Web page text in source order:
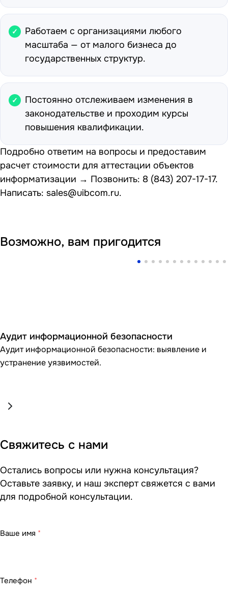
Работаем с организациями любого
масштаба — от малого бизнеса до
государственных структур.
Постоянно отслеживаем изменения в
законодательстве и проходим курсы
повышения квалификации.
Подробно ответим на вопросы и предоставим
расчет стоимости для аттестации объектов
информатизации → Позвонить: 8 (843) 207-17-17.
Написать: sales@uibcom.ru.
Возможно, вам пригодится
Аудит информационной безопасности
Аудит информационной безопасности: выявление и
устранение уязвимостей.
Свяжитесь с нами
Остались вопросы или нужна консультация?
Оставьте заявку, и наш эксперт свяжется с вами
для подробной консультации.
Ваше имя *
Телефон *